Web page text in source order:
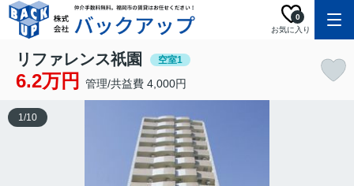
お気に入り
0
リファレンス祇園 空室1
6.2万円 管理/共益費 4,000円
1/10